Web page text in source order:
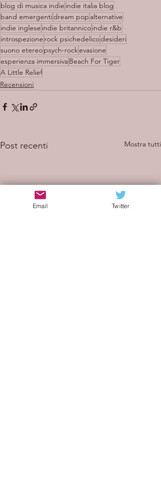
blog di musica indie indie italia blog
band emergentidream pop alternative
indie inglese indie britannicoindie r&b
introspezione rock psichedelicodesideri
suono etereopsych-rockevasione
esperienza immersivaBeach For Tiger
A Little Relief
Recensioni
Post recenti Mostra tutti
Email Twitter